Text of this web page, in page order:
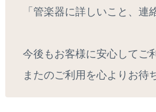
「管楽器に詳しいこと、
今後もお客様に安心してご
またのご利用を心よりお待